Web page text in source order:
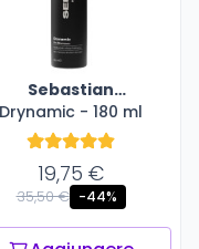
Sebastian
Professional
Drynamic - 180 ml
19,75 €
35,50 € -44%